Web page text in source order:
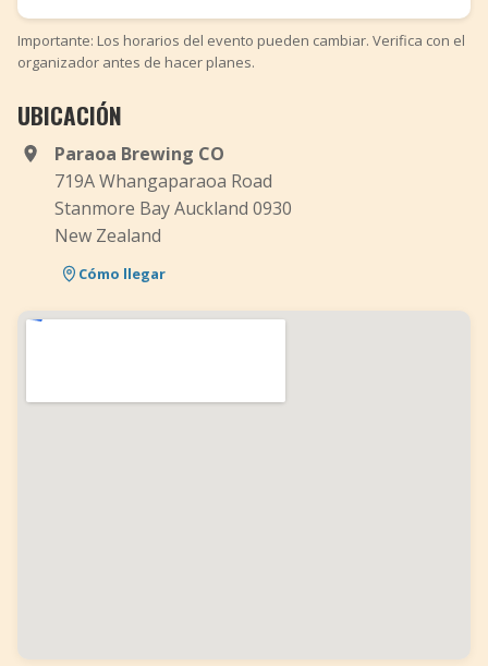
Importante: Los horarios del evento pueden cambiar. Verifica con el
organizador antes de hacer planes.
UBICACIÓN
Paraoa Brewing CO
719A Whangaparaoa Road
Stanmore Bay Auckland 0930
New Zealand
Cómo llegar